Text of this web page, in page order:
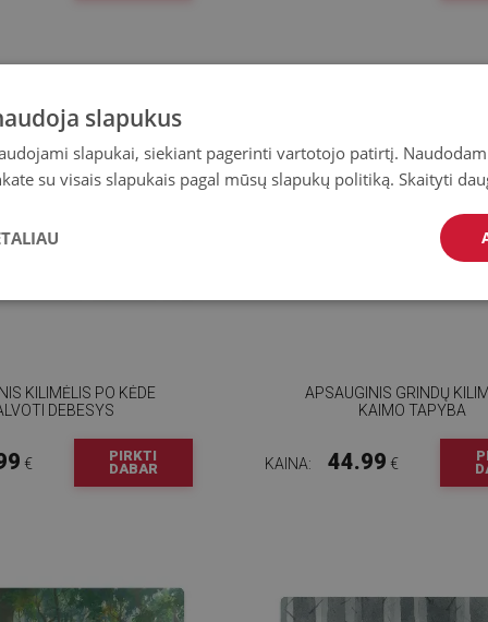
KILIMĖLIS PO KĖDE
DEBESYS
€
PIRKTI
DABAR
APSAUGINIS GRINDŲ
KAIMO TAPYBA
KAINA: 44.99 €
slapukus
slapukai, siekiant pagerinti vartotojo patirtį.
su visais slapukais pagal mūsų slapukų politiką. Skaityti